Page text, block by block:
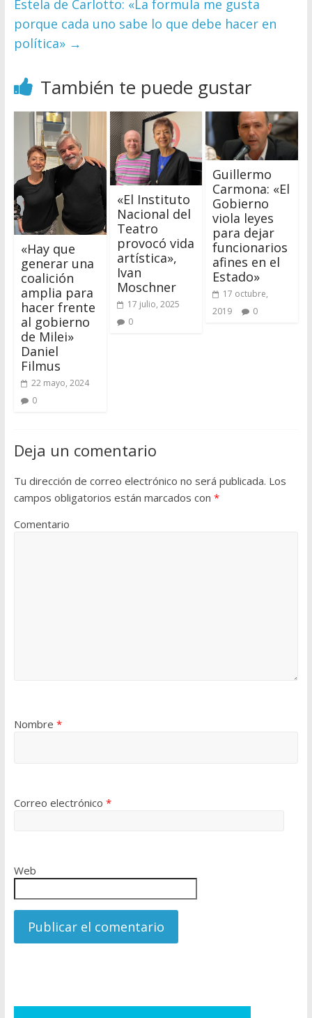
Estela de Carlotto: «La formula me gusta
porque cada uno sabe lo que debe hacer en
política» →
También te puede gustar
«Hay que
generar una
coalición
amplia para
hacer frente
al gobierno
de Milei»
Daniel
Filmus
22 mayo, 2024
0
«El Instituto
Nacional del
Teatro
provocó vida
artística»,
Ivan
Moschner
17 julio, 2025
0
Guillermo
Carmona: «El
Gobierno
viola leyes
para dejar
funcionarios
afines en el
Estado»
17 octubre,
2019
0
Deja un comentario
Tu dirección de correo electrónico no será publicada. Los
campos obligatorios están marcados con *
Comentario
Nombre *
Correo electrónico *
Web